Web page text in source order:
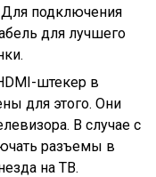
Для подключения
для лучшего
штекер в
для этого. Они
В случае с
разъемы в
на ТВ.